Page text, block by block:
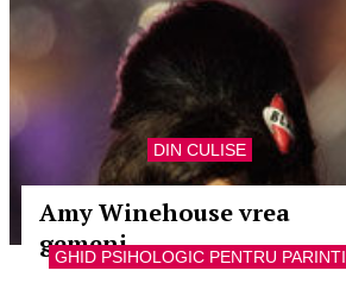
DIN CULISE
Amy Winehouse vrea
gemeni
GHID PSIHOLOGIC PENTRU PARINTI